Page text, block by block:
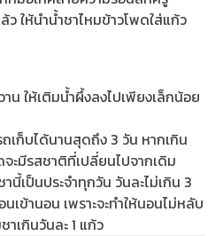
ให้นำน้ำชาไหมข้าวโพดใส่แก้ว
น ให้เติมน้ำผึ้งลงไปเพียงเล็กน้อย
เก็บได้นานสุดถึง 3 วัน หากเกิน
ะมีรสชาติที่เปลี่ยนไปจากเดิม
เป็นประจำทุกวัน วันละไม่เกิน 3
เข้านอน เพราะจะทำให้นอนไม่หลับ
เกินวันละ 1 แก้ว